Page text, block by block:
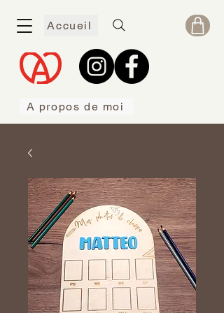
Accueil
A propos de moi